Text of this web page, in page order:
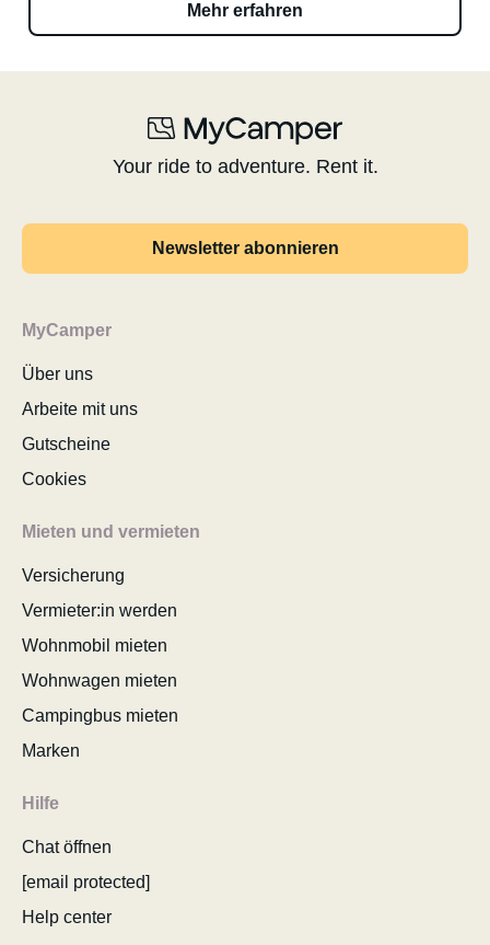
Mehr erfahren
Your ride to adventure. Rent it.
Newsletter abonnieren
MyCamper
Über uns
Arbeite mit uns
Gutscheine
Cookies
Mieten und vermieten
Versicherung
Vermieter:in werden
Wohnmobil mieten
Wohnwagen mieten
Campingbus mieten
Marken
Hilfe
Chat öffnen
[email protected]
Help center